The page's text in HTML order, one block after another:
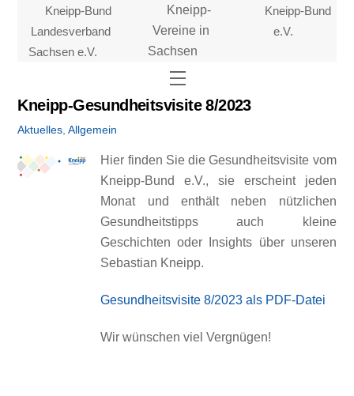
content
Kneipp-Bund
Landesverband
Sachsen e.V.
Kneipp-
Vereine in
Sachsen
Kneipp-Bund
e.V.
Menu
Kneipp-Gesundheitsvisite 8/2023
Aktuelles ,Allgemein
Hier finden Sie die Gesundheitsvisite vom
Kneipp-Bund e.V., sie erscheint jeden
Monat und enthält neben nützlichen
Gesundheitstipps auch kleine
Geschichten oder Insights über unseren
Sebastian Kneipp.
Gesundheitsvisite 8/2023 als PDF-Datei
Wir wünschen viel Vergnügen!